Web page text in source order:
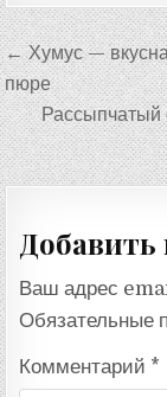
по
записям
← Хумус —
пюре
Рассыпчатый
Ваш адрес
Обязательные
Комментарий *